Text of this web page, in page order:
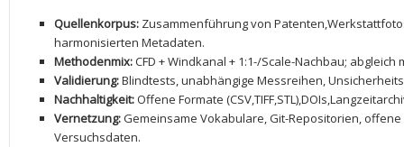
Quellenkorpus: Zusammenführung​ von
harmonisierten ​Metadaten.
Methodenmix:CFD + ‍Windkanal + ‌1:1-/Scale-Nachbau;
Validierung:Blindtests, unabhängige Messreihen,
Nachhaltigkeit:Offene‍ Formate
Vernetzung:Gemeinsame Vokabulare, ⁢Git-Repositorien,
Versuchsdaten.